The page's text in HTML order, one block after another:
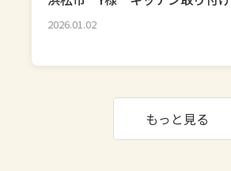
2026.01.02
もっと見る